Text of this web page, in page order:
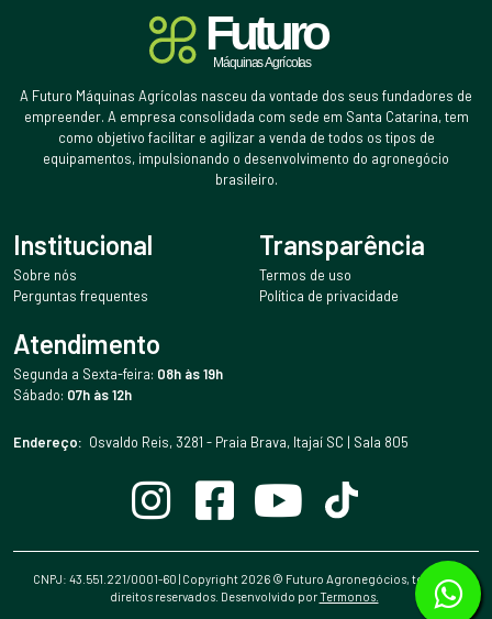
A Futuro Máquinas Agrícolas nasceu da vontade dos seus fundadores de
empreender. A empresa consolidada com sede em Santa Catarina, tem
como objetivo facilitar e agilizar a venda de todos os tipos de
equipamentos, impulsionando o desenvolvimento do agronegócio
brasileiro.
Institucional
Sobre nós
Perguntas frequentes
Transparência
Termos de uso
Política de privacidade
Atendimento
Segunda a Sexta-feira: 08h às 19h
Sábado: 07h às 12h
Endereço: Osvaldo Reis, 3281 - Praia Brava, Itajaí SC | Sala 805
CNPJ: 43.551.221/0001-60 | Copyright 2026© Futuro Agronegócios, todos os
direitos reservados. Desenvolvido por Termonos.